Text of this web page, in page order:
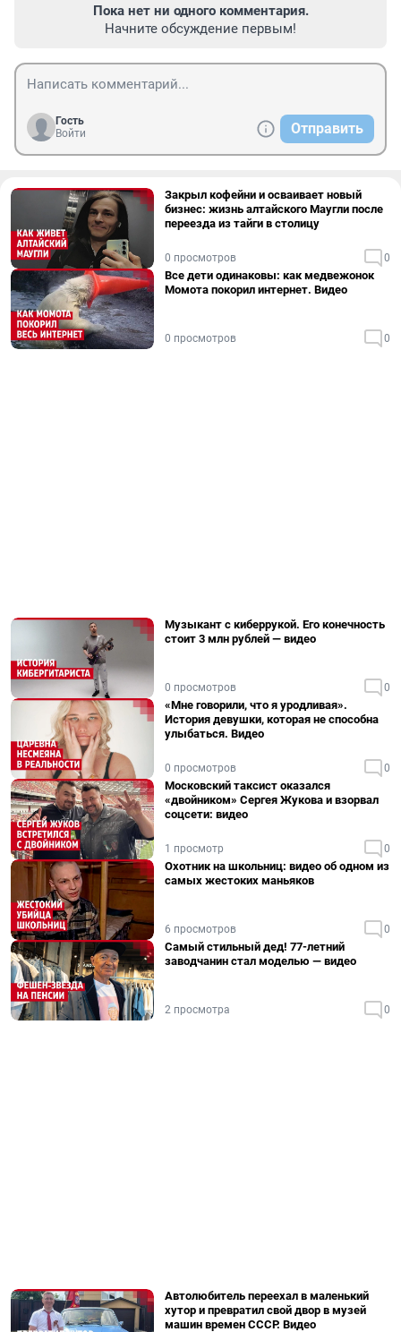
Пока нет ни одного комментария.
Начните обсуждение первым!
Гость
Войти
Отправить
Закрыл кофейни и осваивает новый
бизнес: жизнь алтайского Маугли после
переезда из тайги в столицу
0 просмотров 0
Все дети одинаковы: как медвежонок
Момота покорил интернет. Видео
0 просмотров 0
Музыкант с киберрукой. Его конечность
стоит 3 млн рублей — видео
0 просмотров 0
«Мне говорили, что я уродливая».
История девушки, которая не способна
улыбаться. Видео
0 просмотров 0
Московский таксист оказался
«двойником» Сергея Жукова и взорвал
соцсети: видео
1 просмотр 0
Охотник на школьниц: видео об одном из
самых жестоких маньяков
6 просмотров 0
Самый стильный дед! 77-летний
заводчанин стал моделью — видео
2 просмотра 0
Автолюбитель переехал в маленький
хутор и превратил свой двор в музей
машин времен СССР. Видео